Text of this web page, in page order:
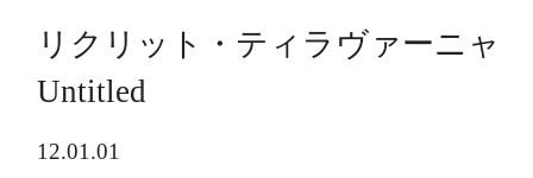
リクリット・ティラヴァーニャ
Untitled
12.01.01